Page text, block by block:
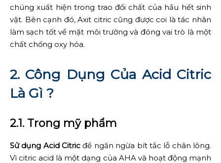
chúng xuất hiện trong trao đổi chất của hầu hết sinh
vật. Bên cạnh đó, Axit citric cũng được coi là tác nhân
làm sạch tốt về mặt môi trường và đóng vai trò là một
chất chống oxy hóa.
2. Công Dụng Của Acid Citric
Là Gì ?
2.1. Trong mỹ phẩm
Sử dụng Acid Citric để ngăn ngừa bít tắc lỗ chân lông.
Vì citric acid là một dạng của AHA và hoạt động mạnh